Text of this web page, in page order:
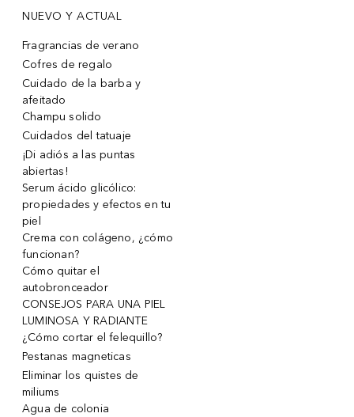
NUEVO Y ACTUAL
Fragrancias de verano
Cofres de regalo
Cuidado de la barba y
afeitado
Champu solido
Cuidados del tatuaje
¡Di adiós a las puntas
abiertas!
Serum ácido glicólico:
propiedades y efectos en tu
piel
Crema con colágeno, ¿cómo
funcionan?
Cómo quitar el
autobronceador
CONSEJOS PARA UNA PIEL
LUMINOSA Y RADIANTE
¿Cómo cortar el felequillo?
Pestanas magneticas
Eliminar los quistes de
miliums
Agua de colonia